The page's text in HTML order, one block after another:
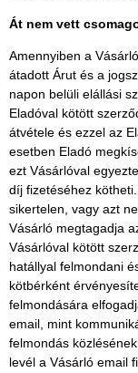
Át nem vett
Amennyiben a
átadott Árut és a
napon belüli elállási
Eladóval kötött
átvétele és ezzel az
esetben Eladó
ezt Vásárlóval
díj fizetéséhez
sikertelen, vagy azt
Vásárló megtagadja
Vásárlóval kötött
hatállyal felmondani
kötbérként
felmondására
email, mint
felmondás
levél a Vásárló email